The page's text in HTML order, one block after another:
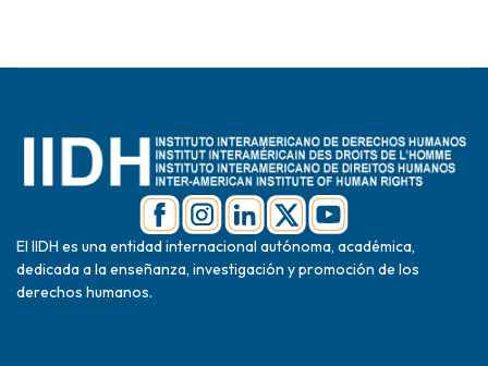
El IIDH es una entidad internacional autónoma, académica,
dedicada a la enseñanza, investigación y promoción de los
derechos humanos.